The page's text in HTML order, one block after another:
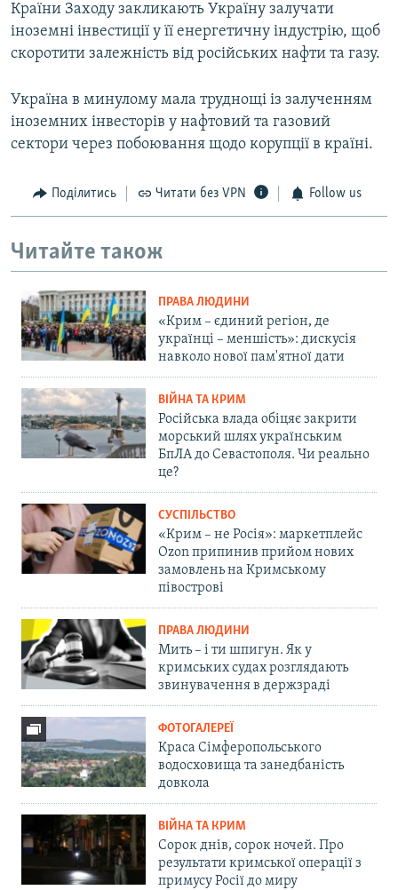
Країни Заходу закликають Україну залучати
іноземні інвестиції у її енергетичну індустрію, щоб
скоротити залежність від російських нафти та газу.
Україна в минулому мала труднощі із залученням
іноземних інвесторів у нафтовий та газовий
сектори через побоювання щодо корупції в країні.
Поділитись Читати без VPN Follow us
Читайте також
ПРАВА ЛЮДИНИ
«Крим – єдиний регіон, де
українці – меншість»: дискусія
навколо нової пам'ятної дати
ВІЙНА ТА КРИМ
Російська влада обіцяє закрити
морський шлях українським
БпЛА до Севастополя. Чи реально
це?
СУСПІЛЬСТВО
«Крим – не Росія»: маркетплейс
Ozon припинив прийом нових
замовлень на Кримському
півострові
ПРАВА ЛЮДИНИ
Мить – і ти шпигун. Як у
кримських судах розглядають
звинувачення в держзраді
ФОТОГАЛЕРЕЇ
Краса Сімферопольського
водосховища та занедбаність
довкола
ВІЙНА ТА КРИМ
Сорок днів, сорок ночей. Про
результати кримської операції з
примусу Росії до миру